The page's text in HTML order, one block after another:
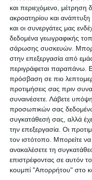
και περιεχόμενο, μέτρηση
ακροατηρίου και
και οι συνεργάτες μας
δεδομένα γεωγραφικής
σάρωσης συσκευών.
στην επεξεργασία από
περιγράφεται παραπάνω.
πρόσβαση σε πιο
προτιμήσεις σας πριν
συναινέσετε. Λάβετε
προσωπικών σας
συγκατάθεσή σας, αλλά
την επεξεργασία. Οι
τον ιστότοπο. Μπορείτε να
ανακαλέσετε τη
επιστρέφοντας σε αυτόν
κουμπί "Απορρήτου" στο
«Οι Έλληνες με το
λίγες ημέρες μέσα
πλήγμα αποτελεί το
επιδοτούμενα
σχολίασε, ενώ για
στρέφονται στις
«Το κράτος δεν
μικρές και μεσαίες
χρηματοδοτούμενα
να αξιοποιηθούν!
μας να